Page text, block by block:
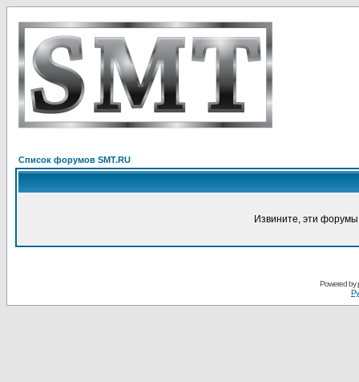
Список форумов SMT.RU
Извините, эти
Powered by